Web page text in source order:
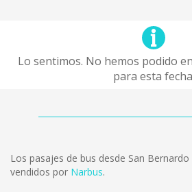
Lo sentimos. No hemos podido
para esta
Los pasajes de bus desde San
vendidos por Narbus.